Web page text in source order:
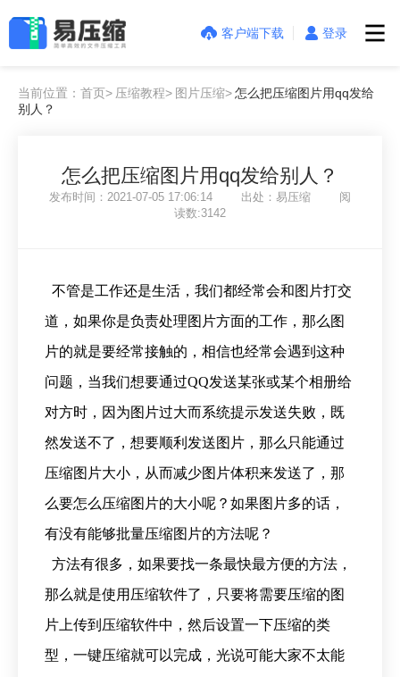
客户端下载 登录
当前位置：首页> 压缩教程> 图片压缩>怎么把压缩图片用qq发给
别人？
怎么把压缩图片用qq发给别人？
发布时间：2021-07-05 17:06:14 出处：易压缩 阅
读数:3142
不管是工作还是生活，我们都经常会和图片打交
道，如果你是负责处理图片方面的工作，那么图
片的就是要经常接触的，相信也经常会遇到这种
问题，当我们想要通过QQ发送某张或某个相册给
对方时，因为图片过大而系统提示发送失败，既
然发送不了，想要顺利发送图片，那么只能通过
压缩图片大小，从而减少图片体积来发送了，那
么要怎么压缩图片的大小呢？如果图片多的话，
有没有能够批量压缩图片的方法呢？
方法有很多，如果要找一条最快最方便的方法，
那么就是使用压缩软件了，只要将需要压缩的图
片上传到压缩软件中，然后设置一下压缩的类
型，一键压缩就可以完成，光说可能大家不太能